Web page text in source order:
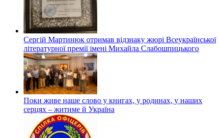
Сергій Мартинюк отримав відзнаку жюрі Всеукраїнської
літературної премії імені Михайла Слабошпицького
Поки живе наше слово у книгах, у родинах, у наших
серцях – житиме й Україна